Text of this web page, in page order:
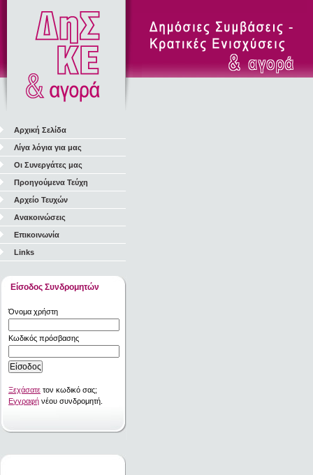
Αρχική Σελίδα
Λίγα λόγια για μας
Οι Συνεργάτες μας
Προηγούμενα Τεύχη
Αρχείο Τευχών
Ανακοινώσεις
Επικοινωνία
Links
Είσοδος Συνδρομητών
Όνομα χρήστη
Κωδικός πρόσβασης
Ξεχάσατε τον κωδικό σας;
Εγγραφή νέου συνδρομητή.